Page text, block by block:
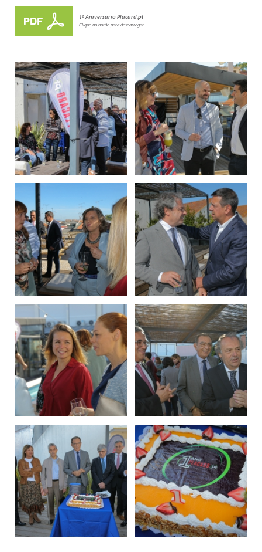
1º Aniversario Placard.pt
Clique no botão para descarregar